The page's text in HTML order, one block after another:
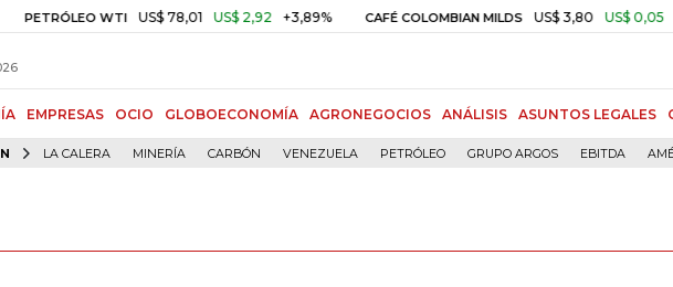
WTI US$ 78,01 US$ 2,92 +3,89% CAFÉ COLOMBIAN MILDS US$ 3,80 US$ 0,05 +1,40%
EMPRESAS OCIO GLOBOECONOMÍA AGRONEGOCIOS ANÁLISIS ASUNTOS LEGALES
LA CALERA MINERÍA CARBÓN VENEZUELA PETRÓLEO GRUPO ARGOS EBITDA